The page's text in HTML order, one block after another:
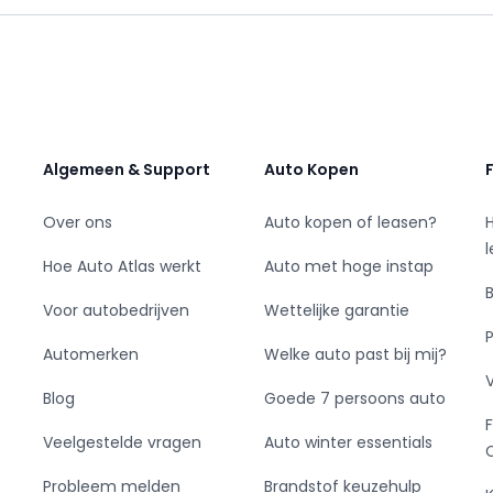
lease behoort tot de mogelijkheden,
aanvraag doen. Alle prijzen zijn exclusief
we provide all needed documents and
Algemeen & Support
Over ons
Hoe Auto Atlas werkt
Voor autobedrijven
Automerken
Blog
Veelgestelde vragen
Probleem melden
Auto Kopen
Auto kopen of leasen?
Auto met hoge instap
Wettelijke garantie
Welke auto past bij mij?
Goede 7 persoons auto
Auto winter essentials
Brandstof keuzehulp